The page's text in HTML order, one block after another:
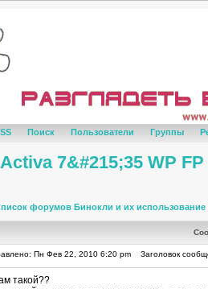
Поиск Пользователи Группы
7&#215;35 WP FP
форумов Бинокли и их использование
Пн Фев 22, 2010 6:20 pm Заголовок
такой??